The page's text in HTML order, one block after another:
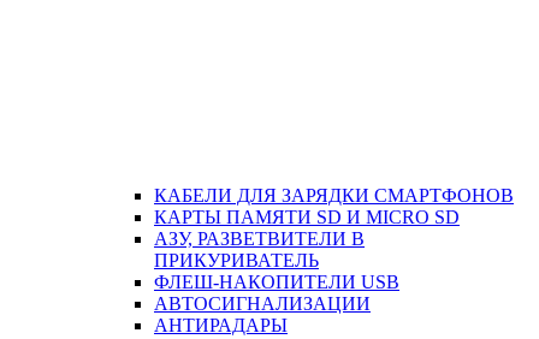
КАБЕЛИ ДЛЯ ЗАРЯДКИ СМАРТФОНОВ
КАРТЫ ПАМЯТИ SD И MICRO SD
АЗУ, РАЗВЕТВИТЕЛИ В
ПРИКУРИВАТЕЛЬ
ФЛЕШ-НАКОПИТЕЛИ USB
АВТОСИГНАЛИЗАЦИИ
АНТИРАДАРЫ